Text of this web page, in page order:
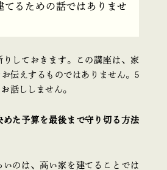
てるための話ではありませ
りしておきます。この講座は、家
伝えするものではありません。5
話ししません。
めた予算を最後まで守り切る方法
のは、高い家を建てることでは